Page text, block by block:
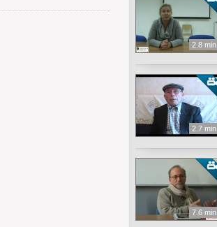
2.8 min
2.7 min
7.6 min